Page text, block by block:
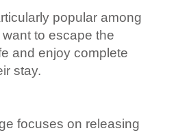
popular among
to escape the
and enjoy complete
stay.
focuses on releasing